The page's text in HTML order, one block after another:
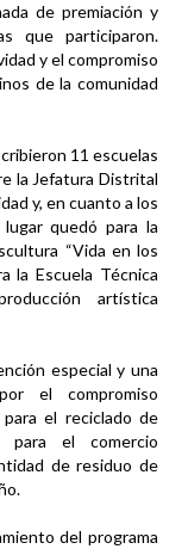
de premiación y
que participaron.
y el compromiso
de la comunidad
11 escuelas
la Jefatura Distrital
y, en cuanto a los
quedó para la
“Vida en los
la Escuela Técnica
artística
especial y una
el compromiso
el reciclado de
para el comercio
de residuo de
del programa